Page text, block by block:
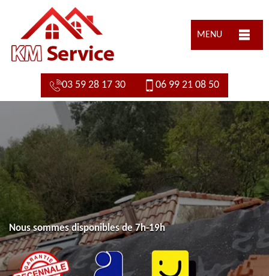
MENU
03 59 28 17 30 06 99 21 08 50
Nous sommes disponibles de 7h-19h